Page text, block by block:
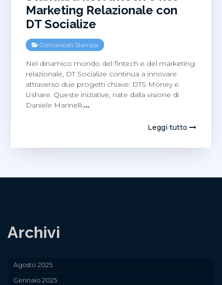
Marketing Relazionale con
DT Socialize
Comunicati Stampa
Nel dinamico mondo del fintech e del marketing
relazionale, DT Socialize continua a innovare
attraverso due progetti chiave: DTS Money e
Ushare. Queste iniziative, nate dalla visione di
Daniele Marinelli,…
Leggi tutto
Archivi
Agosto 2025
Gennaio 2025